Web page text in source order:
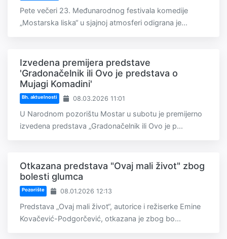
Pete večeri 23. Međunarodnog festivala komedije
„Mostarska liska“ u sjajnoj atmosferi odigrana je...
Izvedena premijera predstave
'Gradonačelnik ili Ovo je predstava o
Mujagi Komadini'
Bh. aktuelnosti 08.03.2026 11:01
U Narodnom pozorištu Mostar u subotu je premijerno
izvedena predstava „Gradonačelnik ili Ovo je p...
Otkazana predstava "Ovaj mali život" zbog
bolesti glumca
Pozorište 08.01.2026 12:13
Predstava „Ovaj mali život“, autorice i režiserke Emine
Kovačević-Podgorčević, otkazana je zbog bo...